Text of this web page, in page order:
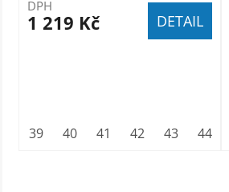
DPH
1 219 Kč DETAIL
39 40 41 42 43 44